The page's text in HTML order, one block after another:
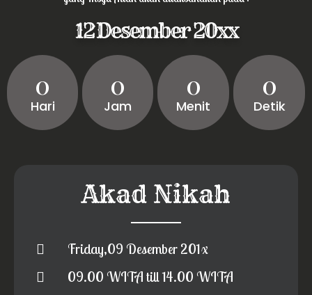
12 Desember 20xx
0
Hari
0
Jam
0
Menit
0
Detik
Akad Nikah
Friday,09 Desember 201x
09.00 WITA till 14.00 WITA